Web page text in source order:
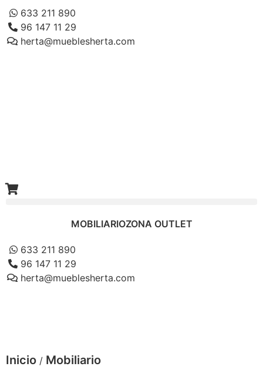
633 211 890
96 147 11 29
herta@mueblesherta.com
MOBILIARIOZONA OUTLET
633 211 890
96 147 11 29
herta@mueblesherta.com
Inicio / Mobiliario